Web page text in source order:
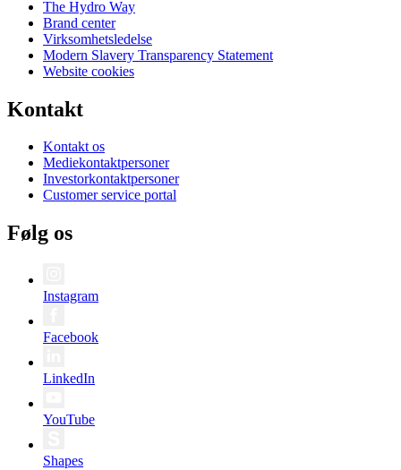
The Hydro Way
Brand center
Virksomhetsledelse
Modern Slavery Transparency Statement
Website cookies
Kontakt
Kontakt os
Mediekontaktpersoner
Investorkontaktpersoner
Customer service portal
Følg os
Instagram
Facebook
LinkedIn
YouTube
Shapes